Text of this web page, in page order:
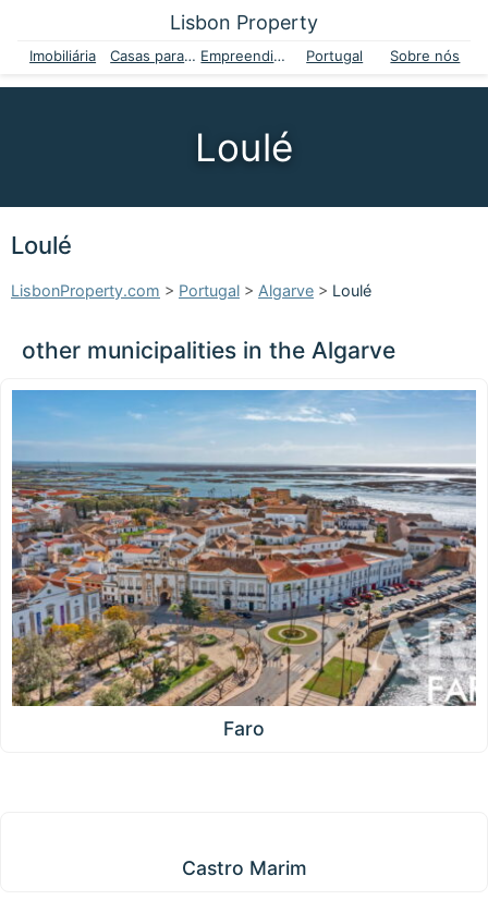
Lisbon Property
Imobiliária Casas para venda Empreendimentos Portugal Sobre nós
Loulé
Loulé
LisbonProperty.com > Portugal > Algarve > Loulé
other municipalities in the Algarve
Faro
Castro Marim